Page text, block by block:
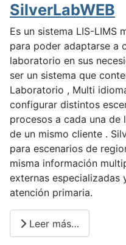
SilverLabWEB
Es un sistema LIS-LIMS
para poder adaptarse a
laboratorio en sus
ser un sistema que
Laboratorio , Multi
configurar distintos
procesos a cada una
de un mismo cliente .
para escenarios de
misma información
externas especializadas
atención primaria.
Leer más…